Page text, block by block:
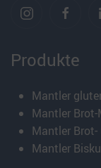
Produkte
Mantler
Mantler
Mantler
Mantler